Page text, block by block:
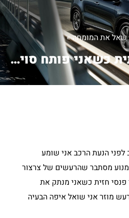
שאל את המומחה»
בעיה לא שיגרתית כשאני פותח סויץ שלב ...
הנעת הרכב אני שומע
מסתבר שהרעשים של צרצור
חזית כשאני מנתק את
מוזר אני שואל איפה הבעיה